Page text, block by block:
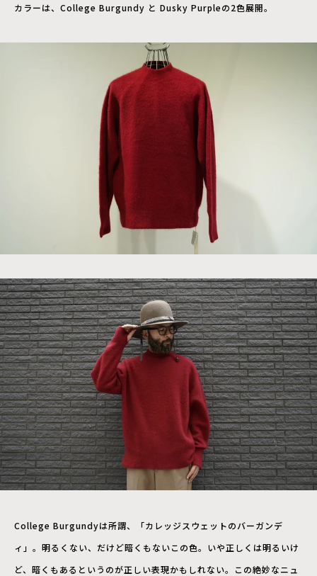
カラーは、College Burgundy と Dusky Purpleの2色展開。
College Burgundyは所謂、「カレッジスウェットのバーガンデ
ィ」。明るくない、だけど暗くもないこの⾊。いや正しくは明るいけ
ど、暗くもあるというのが正しい表現かもしれない。この絶妙なニュ